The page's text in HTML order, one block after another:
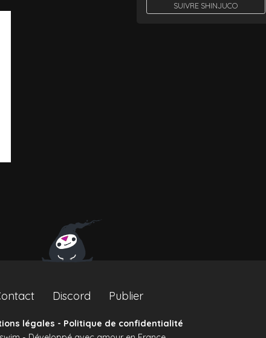
SUIVRE SHINJUCO
Discord Publier
légales - Politique de confidentialité